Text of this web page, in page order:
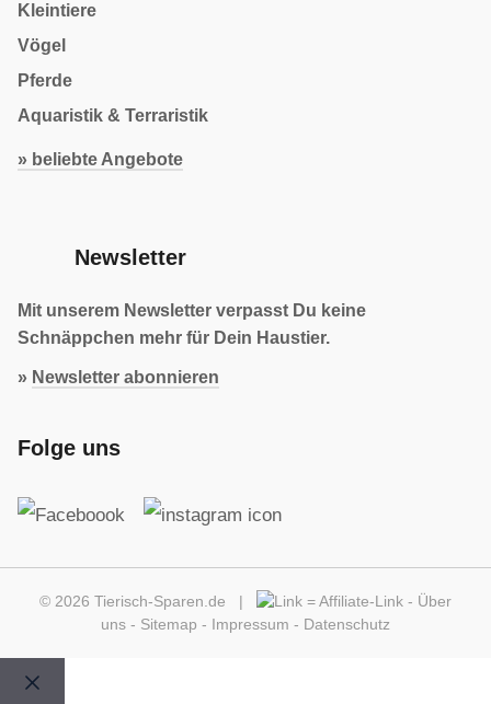
Kleintiere
Vögel
Pferde
Aquaristik & Terraristik
» beliebte Angebote
Newsletter
Mit unserem Newsletter verpasst Du keine
Schnäppchen mehr für Dein Haustier.
» Newsletter abonnieren
Folge uns
© 2026 Tierisch-Sparen.de | =Affiliate-Link - Über
uns - Sitemap - Impressum - Datenschutz